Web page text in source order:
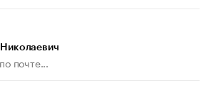
почте...